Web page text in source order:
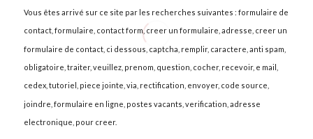
Vous êtes arrivé sur ce site par les recherches suivantes : formulaire de
contact, formulaire, contact form, creer un formulaire, adresse, creer un
formulaire de contact, ci dessous, captcha, remplir, caractere, anti spam,
obligatoire, traiter, veuillez, prenom, question, cocher, recevoir, e mail,
cedex, tutoriel, piece jointe, via, rectification, envoyer, code source,
joindre, formulaire en ligne, postes vacants, verification, adresse
electronique, pour creer.